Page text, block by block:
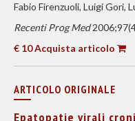
Fabio Firenzuoli, Luigi Gori,
Recenti Prog Med
€ 10 Acquista articolo
ARTICOLO ORIGINALE
Epatopatie virali